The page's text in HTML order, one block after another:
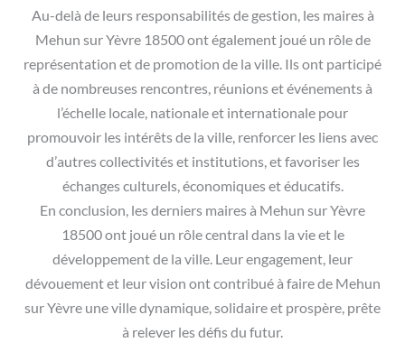
Au-delà de leurs responsabilités de gestion, les maires à
Mehun sur Yèvre 18500 ont également joué un rôle de
représentation et de promotion de la ville. Ils ont participé
à de nombreuses rencontres, réunions et événements à
l’échelle locale, nationale et internationale pour
promouvoir les intérêts de la ville, renforcer les liens avec
d’autres collectivités et institutions, et favoriser les
échanges culturels, économiques et éducatifs.
En conclusion, les derniers maires à Mehun sur Yèvre
18500 ont joué un rôle central dans la vie et le
développement de la ville. Leur engagement, leur
dévouement et leur vision ont contribué à faire de Mehun
sur Yèvre une ville dynamique, solidaire et prospère, prête
à relever les défis du futur.